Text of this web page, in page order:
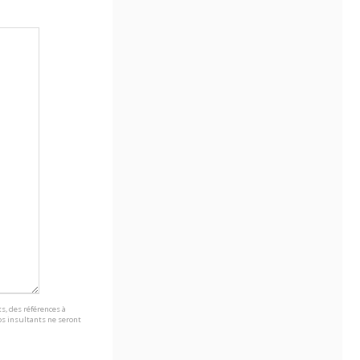
des références à
insultants ne seront